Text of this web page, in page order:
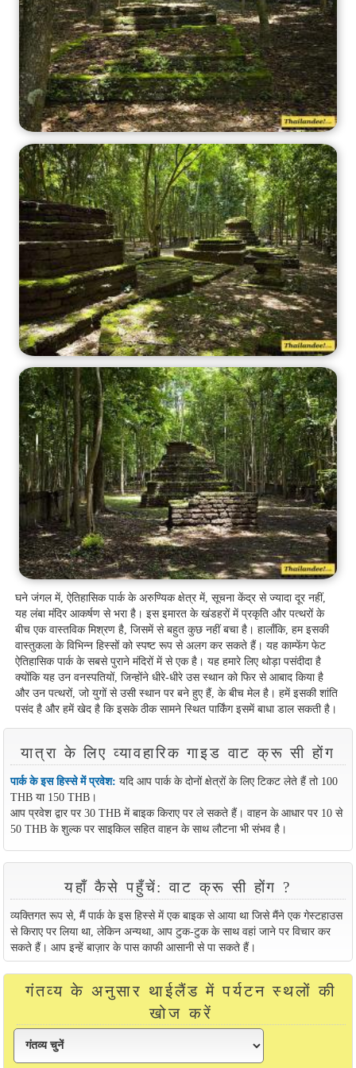
घने जंगल में, ऐतिहासिक पार्क के अरुण्यिक क्षेत्र में, सूचना केंद्र से ज्यादा दूर नहीं,
यह लंबा मंदिर आकर्षण से भरा है। इस इमारत के खंडहरों में प्रकृति और पत्थरों के
बीच एक वास्तविक मिश्रण है, जिसमें से बहुत कुछ नहीं बचा है। हालाँकि, हम इसकी
वास्तुकला के विभिन्न हिस्सों को स्पष्ट रूप से अलग कर सकते हैं। यह काम्फेंग फेट
ऐतिहासिक पार्क के सबसे पुराने मंदिरों में से एक है। यह हमारे लिए थोड़ा पसंदीदा है
क्योंकि यह उन वनस्पतियों, जिन्होंने धीरे-धीरे उस स्थान को फिर से आबाद किया है
और उन पत्थरों, जो युगों से उसी स्थान पर बने हुए हैं, के बीच मेल है। हमें इसकी शांति
पसंद है और हमें खेद है कि इसके ठीक सामने स्थित पार्किंग इसमें बाधा डाल सकती है।
यात्रा के लिए व्यावहारिक गाइड वाट क्रू सी होंग
पार्क के इस हिस्से में प्रवेश: यदि आप पार्क के दोनों क्षेत्रों के लिए टिकट लेते हैं तो 100
THB या 150 THB।
आप प्रवेश द्वार पर 30 THB में बाइक किराए पर ले सकते हैं। वाहन के आधार पर 10 से
50 THB के शुल्क पर साइकिल सहित वाहन के साथ लौटना भी संभव है।
यहाँ कैसे पहुँचें: वाट क्रू सी होंग ?
व्यक्तिगत रूप से, मैं पार्क के इस हिस्से में एक बाइक से आया था जिसे मैंने एक गेस्टहाउस
से किराए पर लिया था, लेकिन अन्यथा, आप टुक-टुक के साथ वहां जाने पर विचार कर
सकते हैं। आप इन्हें बाज़ार के पास काफी आसानी से पा सकते हैं।
गंतव्य के अनुसार थाईलैंड में पर्यटन स्थलों की
खोज करें